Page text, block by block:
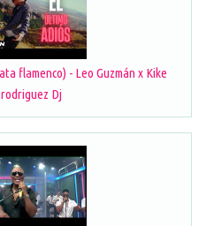
flamenco) - Leo Guzmán x Kike
rodriguez Dj